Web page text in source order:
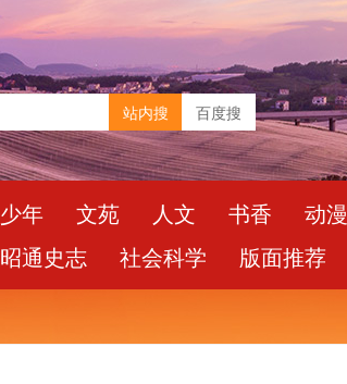
站内搜 百度搜
少年 文苑 人文 书香
动漫
昭通史志
社会科学 版面推荐